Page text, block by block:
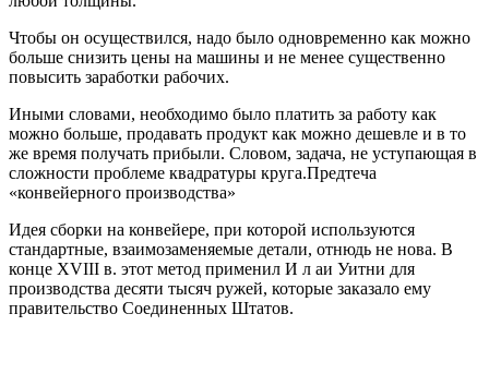
Чтобы он осуществился, надо было одновременно как можно
больше снизить цены на машины и не менее существенно
повысить заработки рабочих.
Иными словами, необходимо было платить за работу как
можно больше, продавать продукт как можно дешевле и в то
же время получать прибыли. Словом, задача, не уступающая в
сложности проблеме квадратуры круга.Предтеча
«конвейерного производства»
Идея сборки на конвейере, при которой используются
стандартные, взаимозаменяемые детали, отнюдь не нова. В
конце XVIII в. этот метод применил И л аи Уитни для
производства десяти тысяч ружей, которые заказало ему
правительство Соединенных Штатов.